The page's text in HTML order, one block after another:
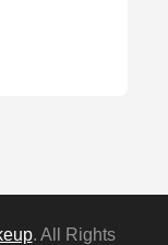
. All Rights